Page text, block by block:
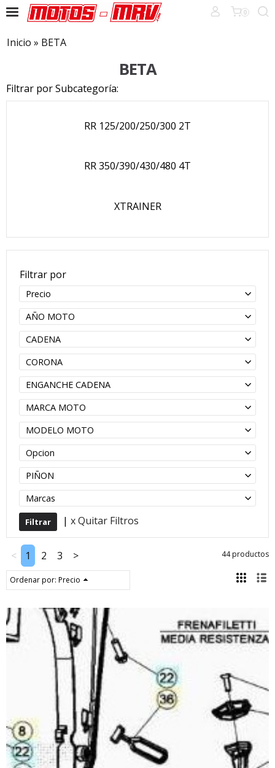
0
Inicio » BETA
BETA
Filtrar por Subcategoría:
RR 125/200/250/300 2T
RR 350/390/430/480 4T
XTRAINER
Filtrar por
Precio
AÑO MOTO
CADENA
CORONA
ENGANCHE CADENA
MARCA MOTO
MODELO MOTO
Opcion
PIÑON
Marcas
| x Quitar Filtros
< 1 2 3 > 44 productos
Ordenar por: Precio